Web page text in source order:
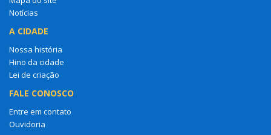
Notícias
A CIDADE
Nossa história
Hino da cidade
Lei de criação
FALE CONOSCO
Entre em contato
Ouvidoria